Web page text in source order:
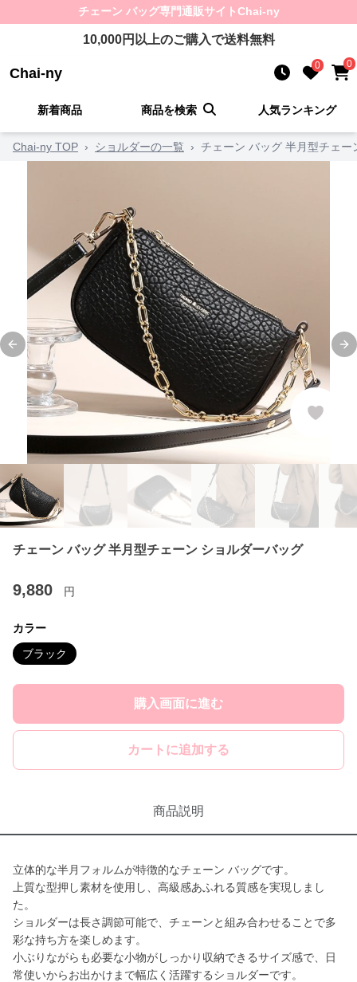
チェーン バッグ専門通販サイトChai-ny
10,000円以上のご購入で送料無料
Chai-ny 0 0
新着商品 商品を検索 人気ランキング
Chai-ny TOP › ショルダーの一覧 › チェーン バッグ 半月型チェー
Previous slide
チェーン バッグ 半月型チェーン ショルダーバッグ
9,880 円
カラー
ブラック
購入画面に進む
カートに追加する
商品説明
立体的な半月フォルムが特徴的なチェーン バッグです。
上質な型押し素材を使用し、高級感あふれる質感を実現しまし
た。
ショルダーは長さ調節可能で、チェーンと組み合わせることで多
彩な持ち方を楽しめます。
小ぶりながらも必要な小物がしっかり収納できるサイズ感で、日
常使いからお出かけまで幅広く活躍するショルダーです。